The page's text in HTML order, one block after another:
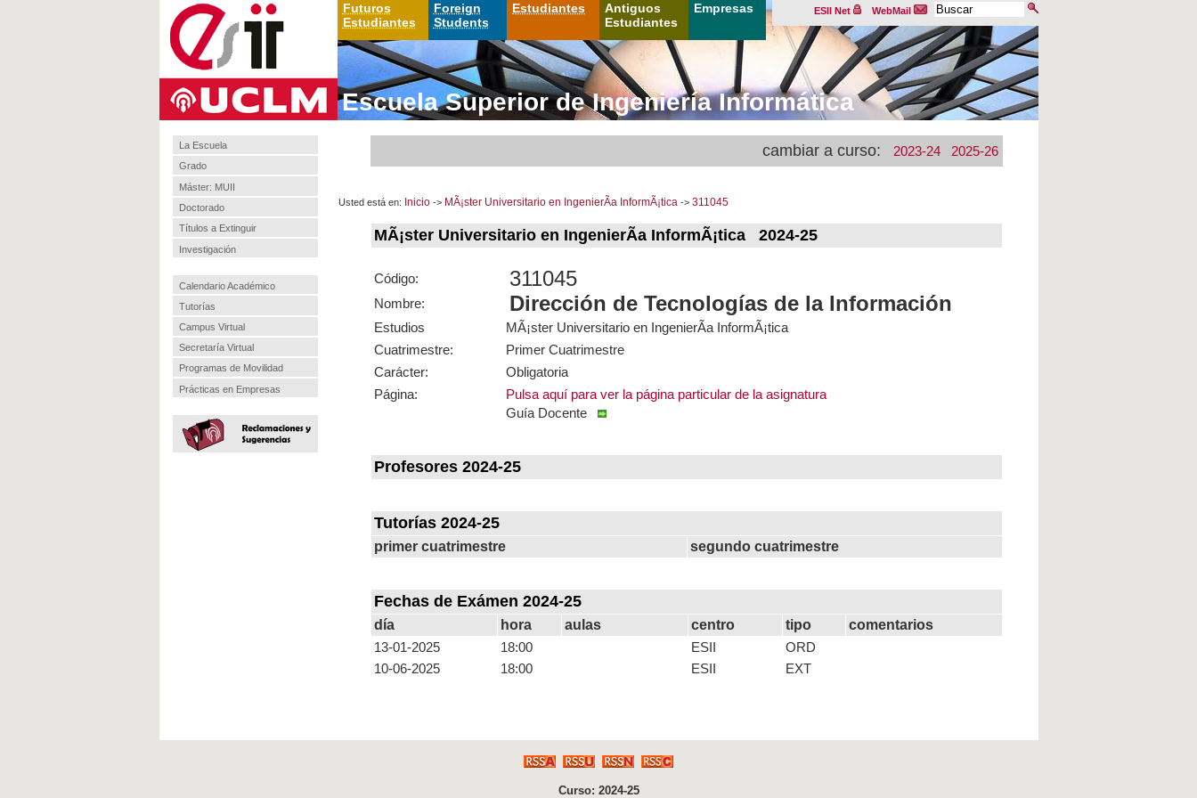
Futuros
Estudiantes
Foreign
Students
Estudiantes Antiguos
Estudiantes
Empresas WebMail
ESII Net
Escuela Superior de Ingeniería Informática
La Escuela
Grado
Máster: MUII
Doctorado
Títulos a Extinguir
Investigación
Calendario Académico
Tutorías
Campus Virtual
Secretaría Virtual
Programas de Movilidad
Prácticas en Empresas
cambiar a curso: 2023-24 2025-26
Usted está en: Inicio-> MÃ¡ster Universitario en IngenierÃ­a InformÃ¡tica -> 311045
MÃ¡ster Universitario en IngenierÃ­a InformÃ¡tica 2024-25
Código: 311045
Nombre: Dirección de Tecnologías de la Información
Estudios
MÃ¡ster Universitario en IngenierÃ­a InformÃ¡tica
Cuatrimestre:
Primer Cuatrimestre
Carácter:
Obligatoria
Página:
Pulsa aquí para ver la página particular de la asignatura
Guía Docente
Profesores 2024-25
Tutorías 2024-25
primer cuatrimestre segundo cuatrimestre
Fechas de Exámen 2024-25
día hora aulas centro tipo
comentarios
13-01-2025
18:00 ESII
ORD
10-06-2025
18:00 ESII EXT
Curso: 2024-25